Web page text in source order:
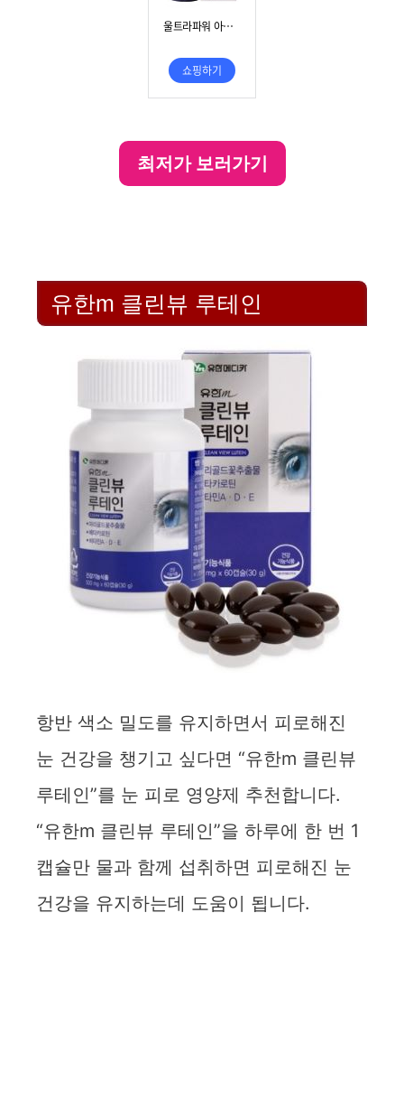
최저가 보러가기
유한m 클린뷰 루테인
항반 색소 밀도를 유지하면서 피로해진
눈 건강을 챙기고 싶다면 “유한m 클린뷰
루테인”를 눈 피로 영양제 추천합니다.
“유한m 클린뷰 루테인”을 하루에 한 번 1
캡슐만 물과 함께 섭취하면 피로해진 눈
건강을 유지하는데 도움이 됩니다.